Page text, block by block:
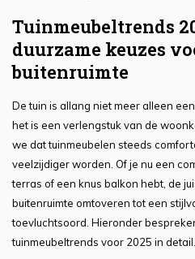
Tuinmeubeltrends
duurzame keuzes
buitenruimte
De tuin is allang niet meer alleen
het is een verlengstuk van de
we dat tuinmeubelen steeds
veelzijdiger worden. Of je nu een
terras of een knus balkon hebt, de
buitenruimte omtoveren tot een
toevluchtsoord. Hieronder
tuinmeubeltrends voor 2025 in detail.